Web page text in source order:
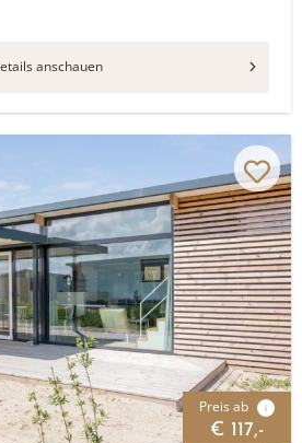
anschauen
Preis ab i
€ 117,-